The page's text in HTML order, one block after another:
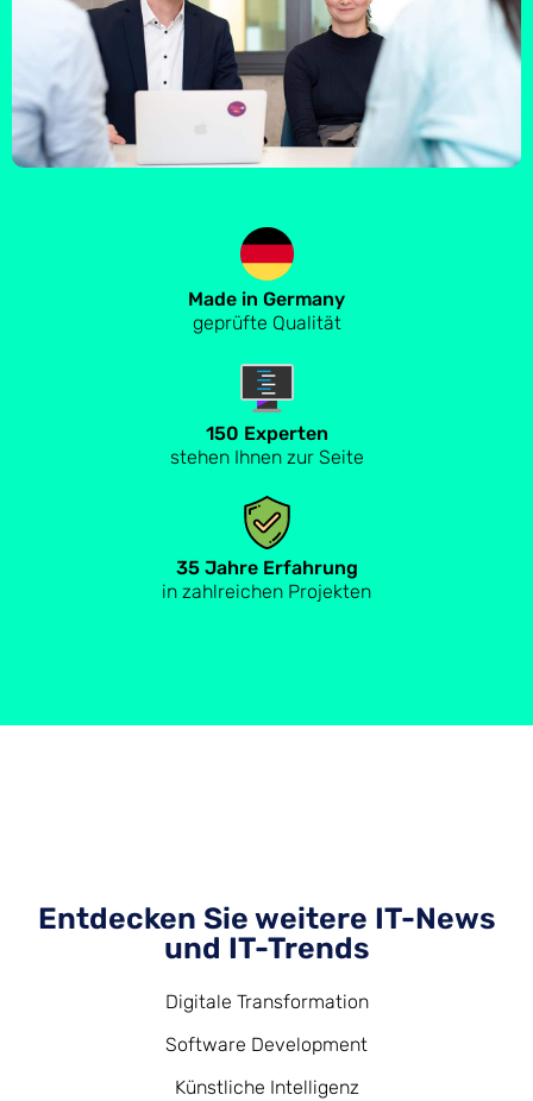
Made in Germany
geprüfte Qualität
150 Experten
stehen Ihnen zur Seite
35 Jahre Erfahrung
in zahlreichen Projekten
Entdecken Sie weitere IT-News
und IT-Trends
Digitale Transformation
Software Development
Künstliche Intelligenz